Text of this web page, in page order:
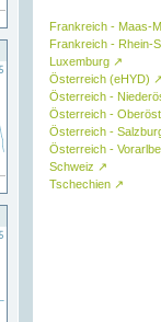
Frankreich - Maas-
Frankreich - Rhein-
Luxemburg ↗
Österreich (eHYD) ↗
Österreich -
Österreich -
Österreich -
Österreich -
Schweiz ↗
Tschechien ↗